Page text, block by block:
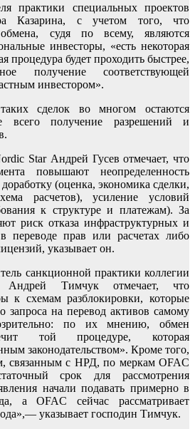
практики специальных проектов
Казарина, с учетом того, что
судя по всему, являются
инвесторы, «есть некоторая
процедура будет проходить быстрее,
получение соответствующей
инвестором».
сделок во многом остаются
получение разрешений и
Star Андрей Гусев отмечает, что
повышают неопределенность
(оценка, экономика сделки,
расчетов), усиление условий
к структуре и платежам). За
риск отказа инфраструктурных и
переводе прав или расчетах либо
указывает он.
санкционной практики коллегии
Андрей Тимчук отмечает, что
к схемам разблокировки, которые
запроса на перевод активов самому
по их мнению, обмен
той процедуре, которая
законодательством». Кроме того,
связанным с НРД, по меркам OFAC
срок для рассмотрения
начали подавать примерно в
а OFAC сейчас рассматривает
указывает господин Тимчук.